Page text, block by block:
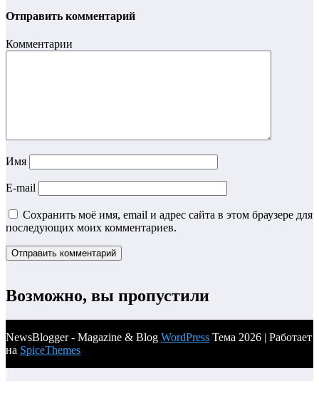
Отправить комментарий
Комментарии
Имя
E-mail
Сохранить моё имя, email и адрес сайта в этом браузере для
последующих моих комментариев.
Возможно, вы пропустили
NewsBlogger - Magazine & Blog WordPress Тема 2026 | Работает
на SpiceThemes